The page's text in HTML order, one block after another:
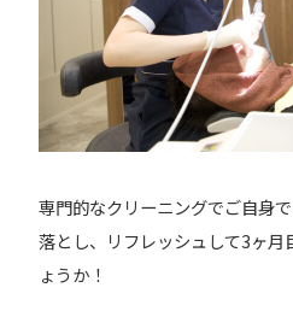
専門的なクリーニングでご自身
落とし、リフレッシュして3ヶ月
ょうか！